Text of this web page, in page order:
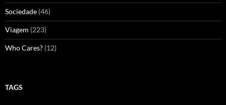
Sociedade (46)
Viagem (223)
Who Cares? (12)
TAGS